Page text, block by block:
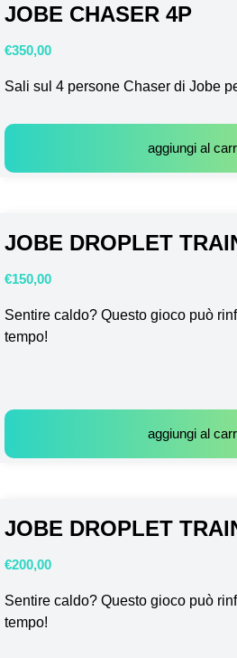
JOBE CHASER 4P
€350,00
Sali sul 4 persone Chaser di Jobe
aggiungi al
JOBE DROPLET
€150,00
Sentire caldo? Questo gioco può
tempo!
aggiungi al
JOBE DROPLET
€200,00
Sentire caldo? Questo gioco può
tempo!